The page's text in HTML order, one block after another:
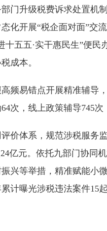
升级税费诉求处置机
化开展“税企面对面”交
五五·实干惠民生”便民
成本。
易错点开展精准辅导
次，线上政策辅导745次
体系，规范涉税服务监
亿元。依托九部门协同
兴等举措，精准赋能小
计曝光涉税违法案件15